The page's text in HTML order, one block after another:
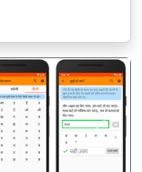
अगला